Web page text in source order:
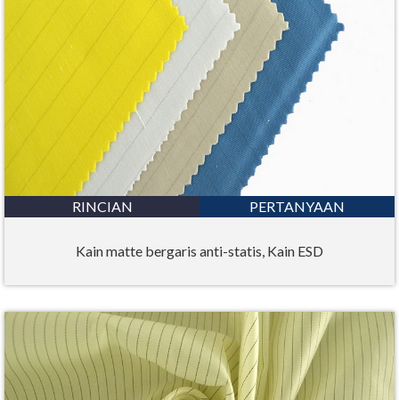
RINCIAN PERTANYAAN
Kain matte bergaris anti-statis, Kain ESD